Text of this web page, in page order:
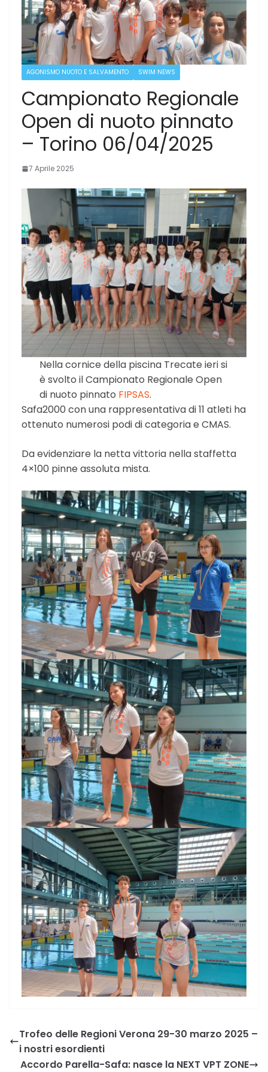
AGONISMO NUOTO E SALVAMENTO SWIM NEWS
Campionato Regionale
Open di nuoto pinnato
– Torino 06/04/2025
7 Aprile 2025
Nella cornice della piscina Trecate ieri si
è svolto il Campionato Regionale Open
di nuoto pinnato FIPSAS.
Safa2000 con una rappresentativa di 11 atleti ha
ottenuto numerosi podi di categoria e CMAS.
Da evidenziare la netta vittoria nella staffetta
4×100 pinne assoluta mista.
Trofeo delle Regioni Verona 29-30 marzo 2025 –
i nostri esordienti
Accordo Parella-Safa: nasce la NEXT VPT ZONE